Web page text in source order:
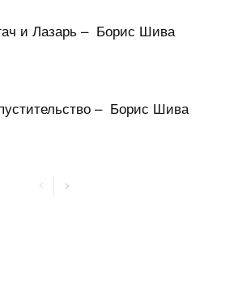
и Лазарь – Борис Шива
– Борис Шива